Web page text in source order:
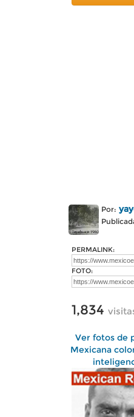
Por:
PERMALINK:
FOTO:
1,834
Ver fotos de
Mexicana